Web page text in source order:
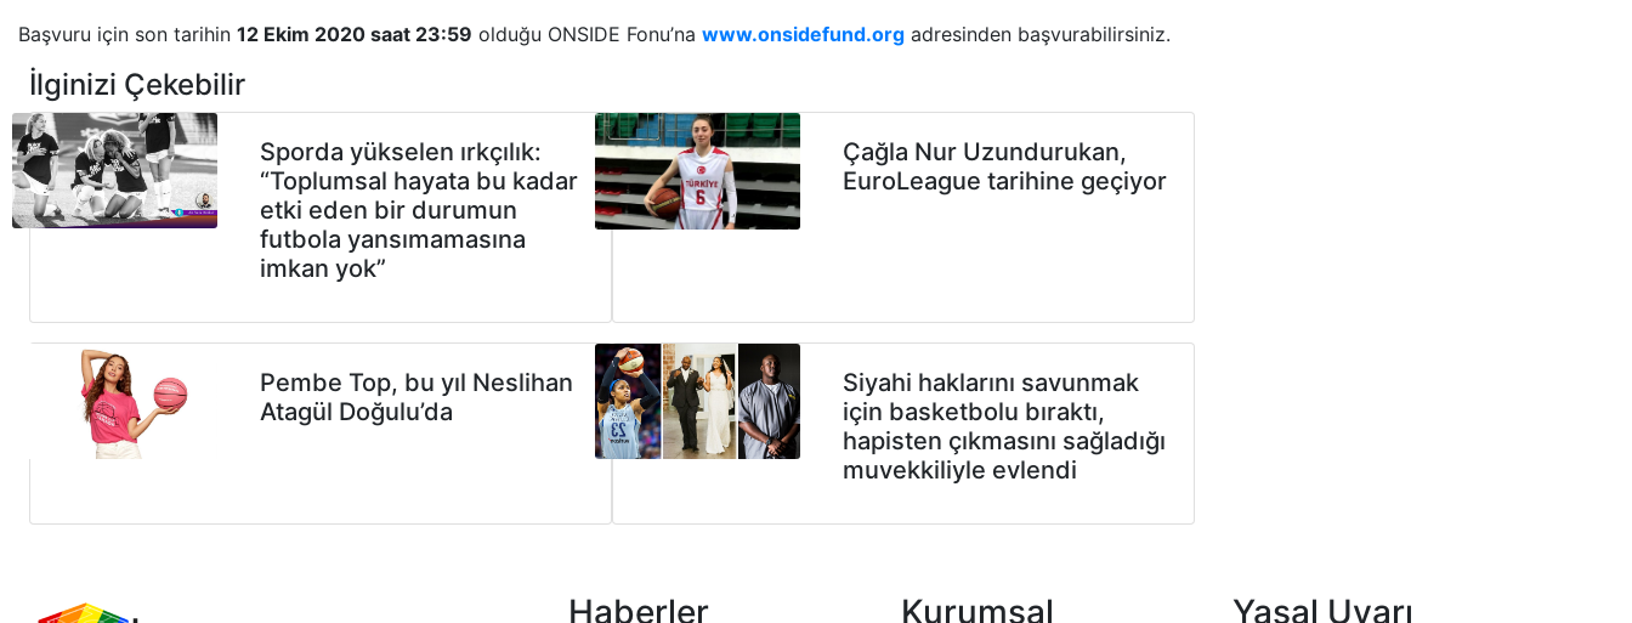
Başvuru için son tarihin 12 Ekim 2020 saat 23:59 olduğu ONSIDE Fonu’na www.onsidefund.org adresinden başvurabilirsiniz.
İlginizi Çekebilir
Sporda yükselen ırkçılık:
“Toplumsal hayata bu kadar
etki eden bir durumun
futbola yansımamasına
imkan yok”
Çağla Nur Uzundurukan,
EuroLeague tarihine geçiyor
Pembe Top, bu yıl Neslihan
Atagül Doğulu’da
Siyahi haklarını savunmak
için basketbolu bıraktı,
hapisten çıkmasını sağladığı
muvekkiliyle evlendi
Haberler Kurumsal Yasal Uyarı